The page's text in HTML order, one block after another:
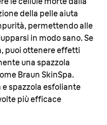
della pelle aiuta
permettendo alle
in modo sano. Se
puoi ottenere effetti
una spazzola
Braun SkinSpa.
spazzola esfoliante
più efficace